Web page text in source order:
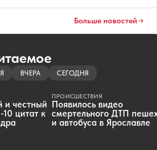
Больше новостей
ВЧЕРА СЕГОДНЯ
и честный
цитат к
ПРОИСШЕСТВИЯ
Появилось видео
смертельного ДТП
и автобуса в Ярославле